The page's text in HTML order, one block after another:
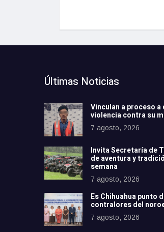
Últimas Noticias
Vinculan a proceso
violencia contra su
7 agosto, 2026
Invita Secretaría de
de aventura y
semana
7 agosto, 2026
Es Chihuahua punto
contralores del
7 agosto, 2026